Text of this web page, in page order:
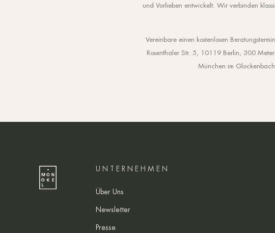
und Vorlieben entwickelt. Wir verbinden
Vereinbare einen kostenlosen
Rosenthaler Str. 5, 10119 Berlin, 300
München im
UNTERNEHMEN
Über Uns
Newsletter
Presse